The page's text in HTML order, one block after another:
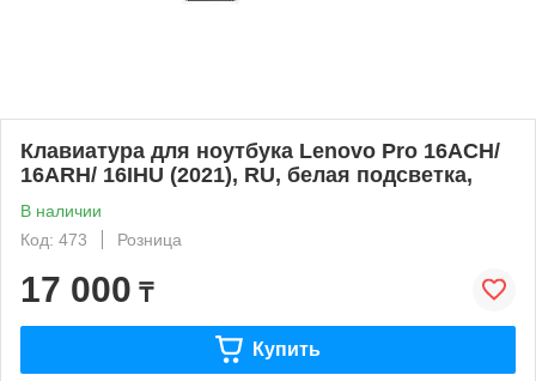
Клавиатура для ноутбука Lenovo Pro 16ACH/
16ARH/ 16IHU (2021), RU, белая подсветка,
В наличии
Код: 473
Розница
17 000 ₸
Купить